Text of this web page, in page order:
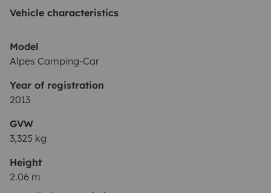
de alquiler:
Mínimo 5 días (se valoran excepciones)
tranquilas y viajes con total libertad. Si te interesa,
escríbeme y hablamos sin compromiso.
Vehicle characteristics
Model
Alpes Camping-Car
Year of registration
2013
GVW
3,325 kg
Height
2.06 m